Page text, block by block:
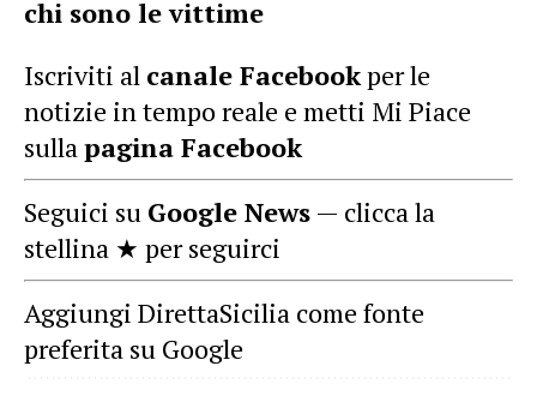
chi sono le vittime
Iscriviti al canale Facebookper le
notizie in tempo reale e metti Mi Piace
sullapagina Facebook
Seguici su Google News — clicca la
stellina ★ per seguirci
Aggiungi DirettaSicilia come fonte
preferita su Google